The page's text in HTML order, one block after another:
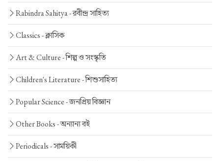
Rabindra Sahitya -রবীন্দ্র সাহিত্য
Classics -ক্লাসিক
Art & Culture -শিল্প ও সংস্কৃতি
Children's Literature -শিশুসাহিত্য
Popular Science -জনপ্রিয় বিজ্ঞান
Other Books -অন্যান্য বই
Periodicals -সাময়িকী